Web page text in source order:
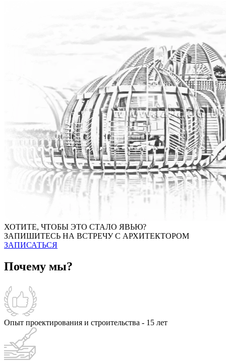
ХОТИТЕ, ЧТОБЫ ЭТО СТАЛО ЯВЬЮ?
ЗАПИШИТЕСЬ НА ВСТРЕЧУ С АРХИТЕКТОРОМ
ЗАПИСАТЬСЯ
Почему мы?
Опыт проектирования и строительства - 15 лет